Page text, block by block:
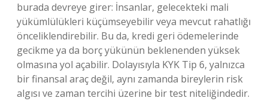
burada devreye girer: İnsanlar, gelecekteki mali
yükümlülükleri küçümseyebilir veya mevcut rahatlığı
önceliklendirebilir. Bu da, kredi geri ödemelerinde
gecikme ya da borç yükünün beklenenden yüksek
olmasına yol açabilir. Dolayısıyla KYK Tip 6, yalnızca
bir finansal araç değil, aynı zamanda bireylerin risk
algısı ve zaman tercihi üzerine bir test niteliğindedir.